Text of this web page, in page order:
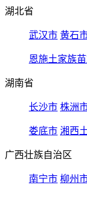
湖北省
武汉市 黄石
恩施土家族
湖南省
长沙市 株洲
娄底市 湘西
广西壮族自治区
南宁市 柳州